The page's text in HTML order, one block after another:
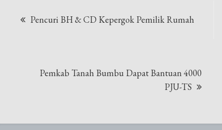
Pencuri BH & CD Kepergok Pemilik Rumah
Pemkab Tanah Bumbu Dapat Bantuan 4000
PJU-TS